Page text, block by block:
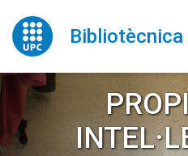
contingut
Bibliotècnica